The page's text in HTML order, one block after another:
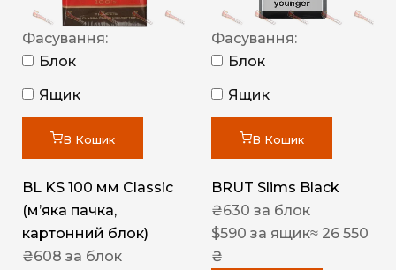
Фасування:
Блок
Ящик
В Кошик
BL KS 100 мм Classic
(м’яка пачка,
картонний блок)
₴608 за блок
Фасування:
Блок
Ящик
В Кошик
BRUT Slims Black
₴630 за блок
$590 за ящик≈ 26 550
₴